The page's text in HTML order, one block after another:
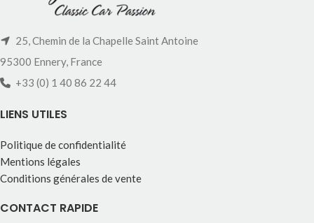
25, Chemin de la Chapelle Saint Antoine
95300 Ennery, France
+33 (0) 1 40 86 22 44
LIENS UTILES
Politique de confidentialité
Mentions légales
Conditions générales de vente
CONTACT RAPIDE